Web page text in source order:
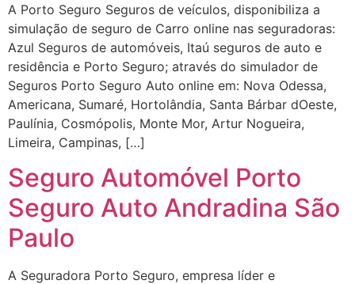
A Porto Seguro Seguros de veículos, disponibiliza a
simulação de seguro de Carro online nas seguradoras:
Azul Seguros de automóveis, Itaú seguros de auto e
residência e Porto Seguro; através do simulador de
Seguros Porto Seguro Auto online em: Nova Odessa,
Americana, Sumaré, Hortolândia, Santa Bárbar dOeste,
Paulínia, Cosmópolis, Monte Mor, Artur Nogueira,
Limeira, Campinas, […]
Seguro Automóvel Porto
Seguro Auto Andradina São
Paulo
A Seguradora Porto Seguro, empresa líder e